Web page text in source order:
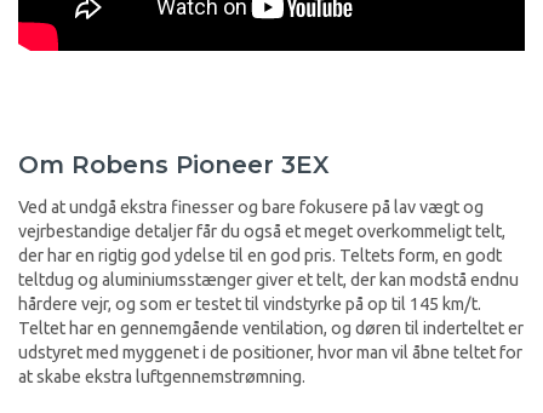
Om Robens Pioneer 3EX
Ved at undgå ekstra finesser og bare fokusere på lav vægt og
vejrbestandige detaljer får du også et meget overkommeligt telt,
der har en rigtig god ydelse til en god pris. Teltets form, en godt
teltdug og aluminiumsstænger giver et telt, der kan modstå endnu
hårdere vejr, og som er testet til vindstyrke på op til 145 km/t.
Teltet har en gennemgående ventilation, og døren til inderteltet er
udstyret med myggenet i de positioner, hvor man vil åbne teltet for
at skabe ekstra luftgennemstrømning.